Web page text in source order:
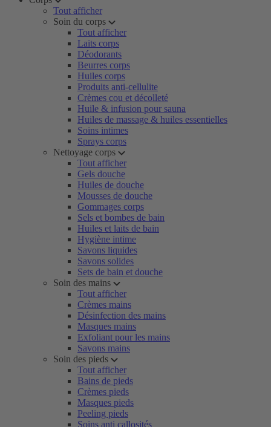
Tout afficher
Soin du corps
Tout afficher
Laits corps
Déodorants
Beurres corps
Huiles corps
Produits anti-cellulite
Crèmes cou et décolleté
Huile & infusion pour sauna
Huiles de massage & huiles essentielles
Soins intimes
Sprays corps
Nettoyage corps
Tout afficher
Gels douche
Huiles de douche
Mousses de douche
Gommages corps
Sels et bombes de bain
Huiles et laits de bain
Hygiène intime
Savons liquides
Savons solides
Sets de bain et douche
Soin des mains
Tout afficher
Crèmes mains
Désinfection des mains
Masques mains
Exfoliant pour les mains
Savons mains
Soin des pieds
Tout afficher
Bains de pieds
Crèmes pieds
Masques pieds
Peeling pieds
Soins anti callosités